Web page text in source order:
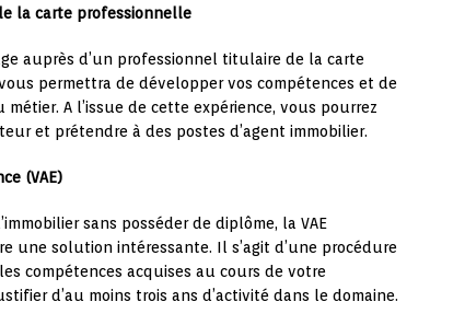
la carte professionnelle
auprès d’un professionnel titulaire de la carte
permettra de développer vos compétences et de
A l’issue de cette expérience, vous pourrez
et prétendre à des postes d’agent immobilier.
(VAE)
sans posséder de diplôme, la VAE
une solution intéressante. Il s’agit d’une procédure
compétences acquises au cours de votre
d’au moins trois ans d’activité dans le domaine.